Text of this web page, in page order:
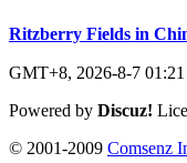
Ritzberry Fields in
GMT+8, 2026-8-7 01:21
Powered by Discuz!
© 2001-2009 Comsenz